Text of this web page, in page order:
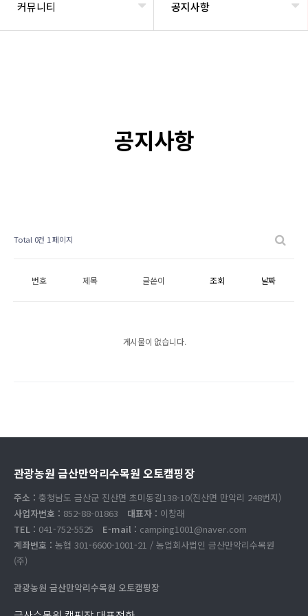
커뮤니티 공지사항
공지사항
Total 0건 1 페이지
번호 제목 글쓴이 조회 날짜
게시물이 없습니다.
관광농원 금산만악리수목원 오토캠핑장
주소 : 충청남도 금산군 진산면 초미동길138-10(진산면 만악리 248번지)
사업자번호 : 852-88-01863 대표자 : 이창래
TEL : 041-752-5525 E-mail : camping1001@naver.com
계좌번호 : 농협 301-6600-1001-21 / 농업회사법인 금산만악리수목원
(주)
관광농원 금산만악리수목원 오토캠핑장